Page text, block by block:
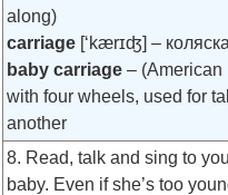
along)
carriage [‘kærɪʤ] –
baby carriage – (American
with four wheels, used for
another
8. Read, talk and sing to
baby. Even if she’s too